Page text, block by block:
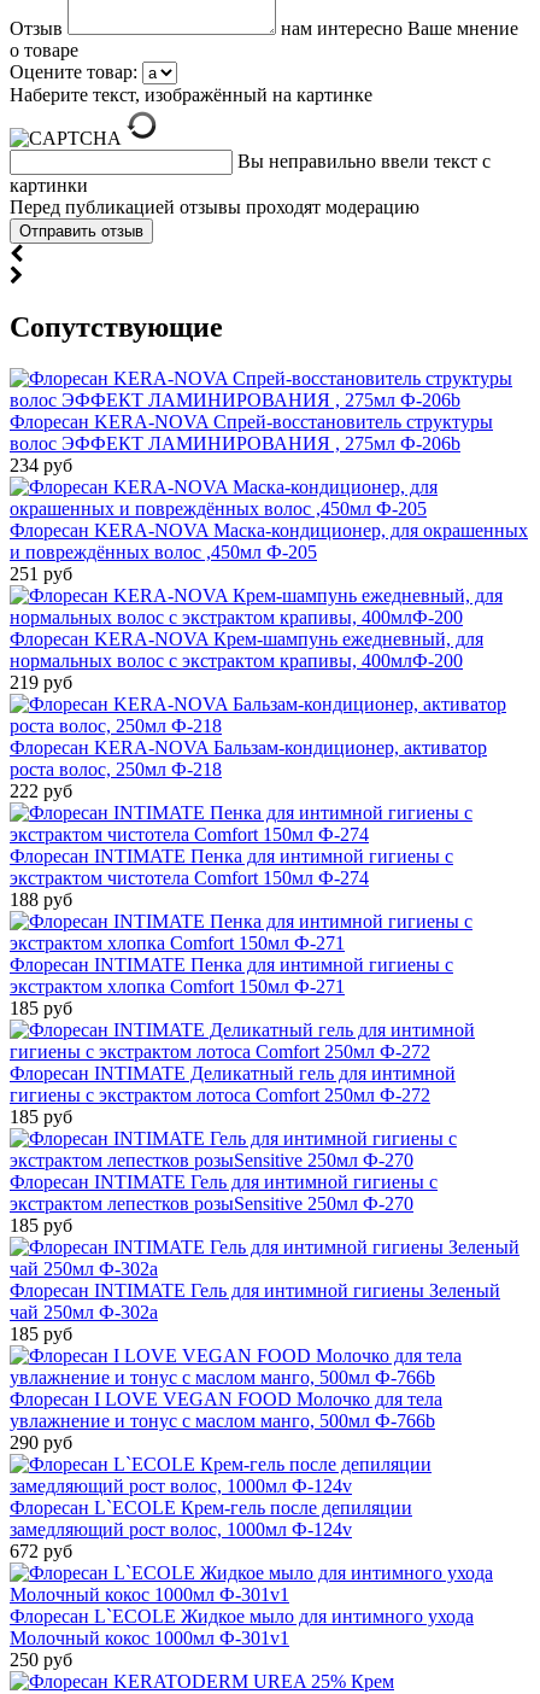
Отзыв
нам интересно Ваше мнение
о товаре
Оцените товар:
Наберите текст, изображённый на картинке
Вы неправильно ввели текст с
картинки
Перед публикацией отзывы проходят модерацию
Cопутствующие
Флоресан KERA-NOVA Спрей-восстановитель структуры
волос ЭФФЕКТ ЛАМИНИРОВАНИЯ , 275мл Ф-206b
234 руб
Флоресан KERA-NOVA Маска-кондиционер, для окрашенных
и повреждённых волос ,450мл Ф-205
251 руб
Флоресан KERA-NOVA Крем-шампунь ежедневный, для
нормальных волос с экстрактом крапивы, 400млФ-200
219 руб
Флоресан KERA-NOVA Бальзам-кондиционер, активатор
роста волос, 250мл Ф-218
222 руб
Флоресан INTIMATE Пенка для интимной гигиены с
экстрактом чистотела Comfort 150мл Ф-274
188 руб
Флоресан INTIMATE Пенка для интимной гигиены с
экстрактом хлопка Comfort 150мл Ф-271
185 руб
Флоресан INTIMATE Деликатный гель для интимной
гигиены с экстрактом лотоса Comfort 250мл Ф-272
185 руб
Флоресан INTIMATE Гель для интимной гигиены с
экстрактом лепестков розыSensitive 250мл Ф-270
185 руб
Флоресан INTIMATE Гель для интимной гигиены Зеленый
чай 250мл Ф-302а
185 руб
Флоресан I LOVE VEGAN FOOD Молочко для тела
увлажнение и тонус с маслом манго, 500мл Ф-766b
290 руб
Флоресан L`ECOLE Крем-гель после депиляции
замедляющий рост волос, 1000мл Ф-124v
672 руб
Флоресан L`ECOLE Жидкое мыло для интимного ухода
Молочный кокос 1000мл Ф-301v1
250 руб